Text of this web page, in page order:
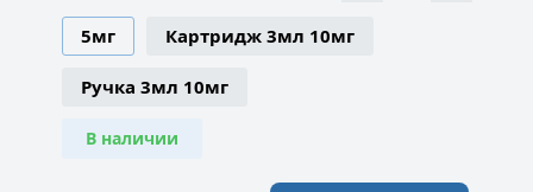
5мг Картридж 3мл 10мг
Ручка 3мл 10мг
составляла
480 руб..
6
800 руб..
В наличии